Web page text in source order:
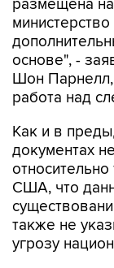
размещена на
основе", -
Шон Парнелл,
работа над
Как и в
документах
относительно
США, что
также не
угрозу